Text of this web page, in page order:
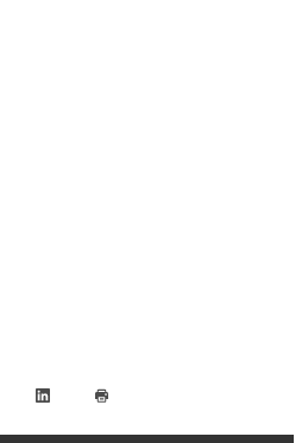
FacebookLinkedIn
drucken